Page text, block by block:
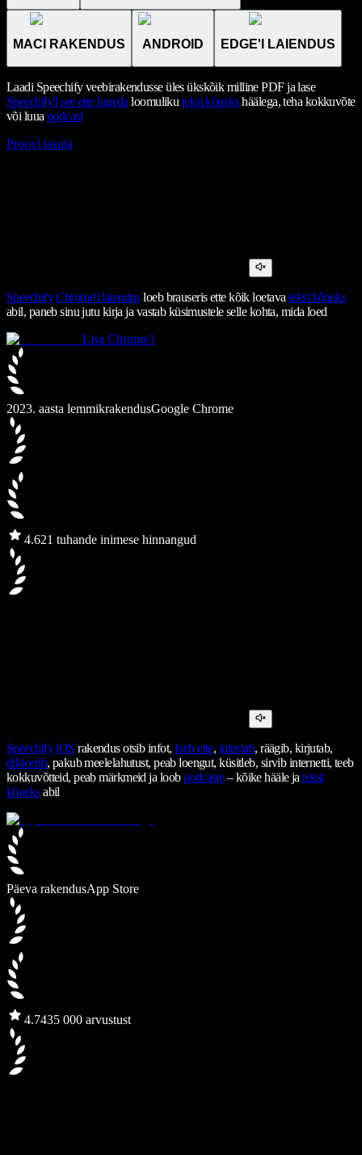
MACI RAKENDUS ANDROID EDGE'I LAIENDUS
Laadi Speechify veebirakendusse üles ükskõik milline PDF ja lase
Speechify'l see ette lugeda loomuliku tekst kõnekshäälega, teha kokkuvõte
või luua podcast
Proovi tasuta
Speechify Chrome'i laiendusloeb brauseris ette kõik loetava tekst kõneks
abil, paneb sinu jutu kirja ja vastab küsimustele selle kohta, mida loed
Lisa Chrome'i
2023. aasta lemmikrakendusGoogle Chrome
4.621 tuhande inimese hinnangud
Speechify iOS rakendus otsib infot, loeb ette, jutustab, räägib, kirjutab,
dikteerib, pakub meelelahutust, peab loengut, küsitleb, sirvib internetti, teeb
kokkuvõtteid, peab märkmeid ja loobpodcaste– kõike hääle jatekst
kõneksabil
Päeva rakendusApp Store
4.7435 000 arvustust